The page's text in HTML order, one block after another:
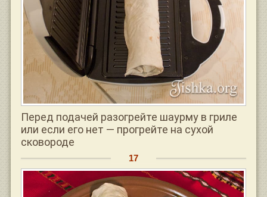
Перед подачей разогрейте шаурму в гриле
или если его нет — прогрейте на сухой
сковороде